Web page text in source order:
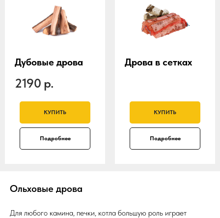
Дубовые дрова
2190 р.
КУПИТЬ
Подробнее
Дрова в сетках
КУПИТЬ
Подробнее
Ольховые дрова
Для любого камина, печки, котла большую роль играет